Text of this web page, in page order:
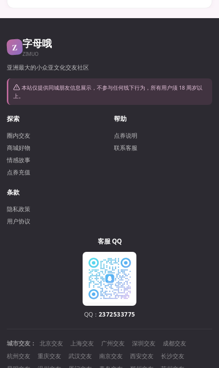
Z 字母哦
ZIMUO
亚洲最大的小众亚文化交友社区
本站仅提供同城朋友信息展示，不参与任何线下行为，所有用户须 18 周岁以
上。
探索
圈内交友
商城好物
情感故事
点券充值
帮助
点券说明
联系客服
条款
隐私政策
用户协议
客服 QQ
QQ： 2372533775
城市交友： 北京交友 上海交友 广州交友 深圳交友
成都交友
杭州交友
重庆交友 武汉交友 南京交友 西安交友
长沙交友